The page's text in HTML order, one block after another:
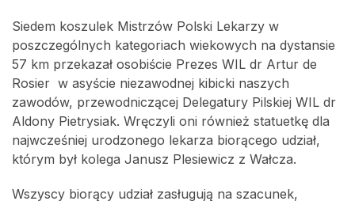
Siedem koszulek Mistrzów Polski Lekarzy w
poszczególnych kategoriach wiekowych na dystansie
57 km przekazał osobiście Prezes WIL dr Artur de
Rosier w asyście niezawodnej kibicki naszych
zawodów, przewodniczącej Delegatury Pilskiej WIL dr
Aldony Pietrysiak. Wręczyli oni również statuetkę dla
najwcześniej urodzonego lekarza biorącego udział,
którym był kolega Janusz Plesiewicz z Wałcza.
Wszyscy biorący udział zasługują na szacunek,